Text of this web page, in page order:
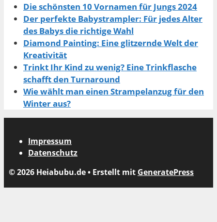
Die schönsten 10 Vornamen für Jungs 2024
Der perfekte Babystrampler: Für jedes Alter
des Babys die richtige Wahl
Diamond Painting: Eine glitzernde Welt der
Kreativität
Trinkt Ihr Kind zu wenig? Eine Trinkflasche
schafft den Turnaround
Wie wählt man einen Strampelanzug für den
Winter aus?
Impressum
Datenschutz
© 2026 Heiabubu.de• Erstellt mit GeneratePress